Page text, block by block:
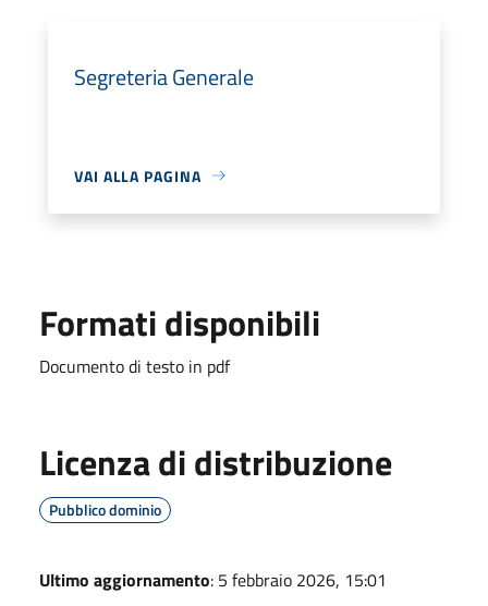
Segreteria Generale
VAI ALLA PAGINA
Formati disponibili
Documento di testo in pdf
Licenza di distribuzione
Pubblico dominio
Ultimo aggiornamento: 5 febbraio 2026, 15:01